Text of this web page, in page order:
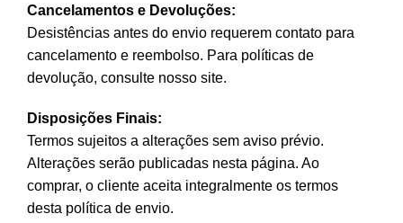
Cancelamentos e Devoluções:
Desistências antes do envio requerem contato para
cancelamento e reembolso. Para políticas de
devolução, consulte nosso site.
Disposições Finais:
Termos sujeitos a alterações sem aviso prévio.
Alterações serão publicadas nesta página. Ao
comprar, o cliente aceita integralmente os termos
desta política de envio.